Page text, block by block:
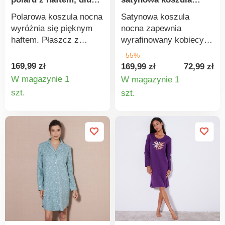
normy. Można prać w
pralce.
Polarowa koszula nocna
wyróżnia się pięknym
haftem. Płaszcz z
długimi rękawami.
Koszula ma prosty dół i
dwie kieszenie w
bocznych szwach. Haft
169,99 zł
W magazynie 1
szt.
Satynowa koszula
nocna zapewnia
wyrafinowany kobiecy
wygląd. Dostępna w
wersji w jednolitym
kolorze. Prosty krój.
Dekolt w szpic.
Kontrastowy dekolt,
przód. Zakryte guziki.
Długie rękawy.
Zaokrąglony dół z
przodu i z tyłu. Można
prać w pralce.
- 55%
169,99 zł
72,99 zł
W magazynie 1
szt.